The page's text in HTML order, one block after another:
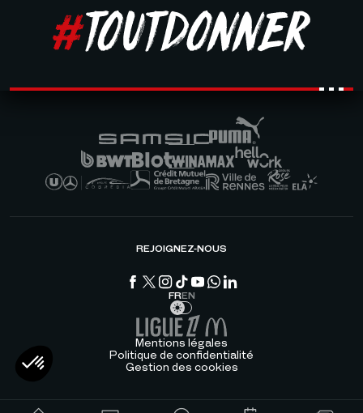
REJOIGNEZ-NOUS
FREN
Mentions légales
Politique de confidentialité
Gestion des cookies